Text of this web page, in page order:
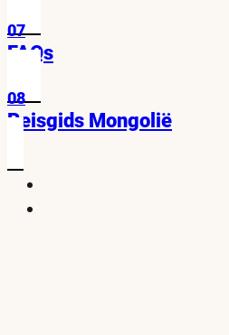
07
FAQs
08
Reisgids Mongolië